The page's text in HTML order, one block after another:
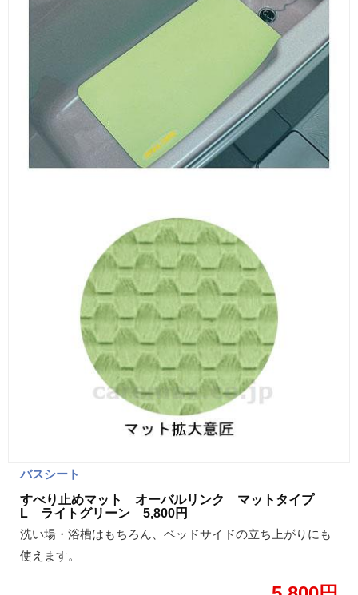
バスシート
すべり止めマット オーバルリンク マットタイプ
L ライトグリーン 5,800円
洗い場・浴槽はもちろん、ベッドサイドの立ち上がりにも
使えます。